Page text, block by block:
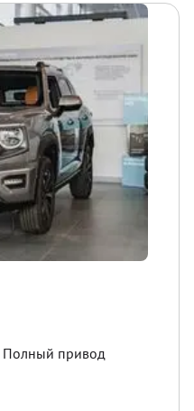
Полный привод